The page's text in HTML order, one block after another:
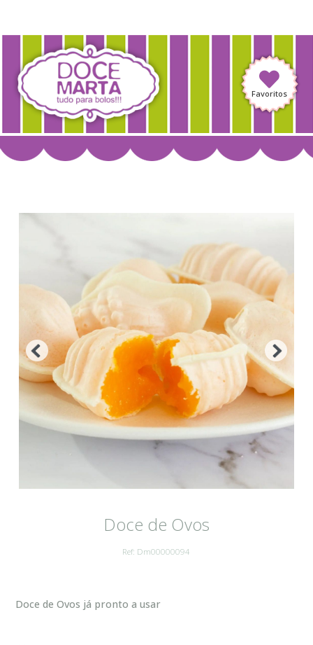
Favoritos
Doce de Ovos
Ref: Dm00000094
Doce de Ovos já pronto a usar